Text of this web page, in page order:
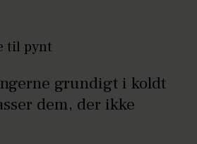
til pynt
grundigt i koldt
dem, der ikke